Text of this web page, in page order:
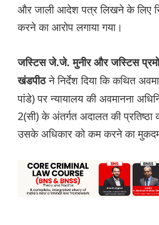
और जाली आदेश पत्र लिखने के लिए
करने का आरोप लगाया गया।
जस्टिस जे.जे. मुनीर और जस्टिस
खंडपीठने निर्देश दिया कि कथित
पांडे) पर न्यायालय की अवमानना
2(सी) के अंतर्गत अदालत की
उसके अधिकार को कम करने का